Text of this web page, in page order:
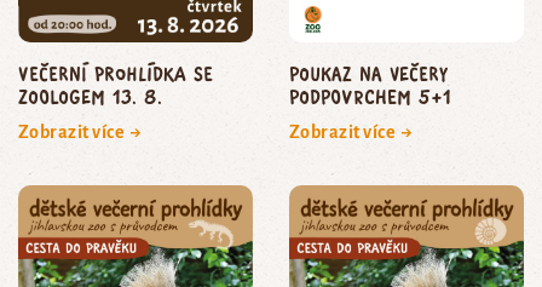
Večerní prohlídka se
zoologem 13. 8.
Zobrazit více →
poukaz na Večery
podpoVRCHem 5+1
Zobrazit více →